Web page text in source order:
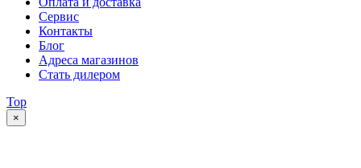
Сервис
Контакты
Блог
Адреса магазинов
Стать дилером
Top
×